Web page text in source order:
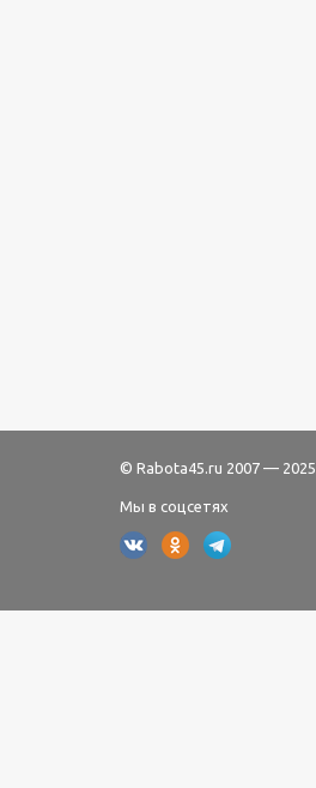
© Rabota45.ru 2007 — 2025
Мы в соцсетях